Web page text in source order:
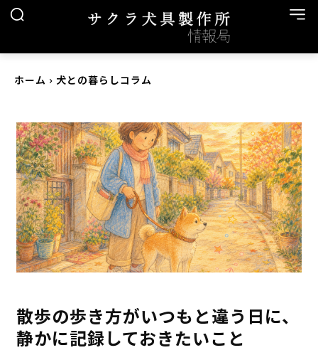
ホーム 犬との暮らしコラム
散歩の歩き方がいつもと違う日に、
静かに記録しておきたいこと